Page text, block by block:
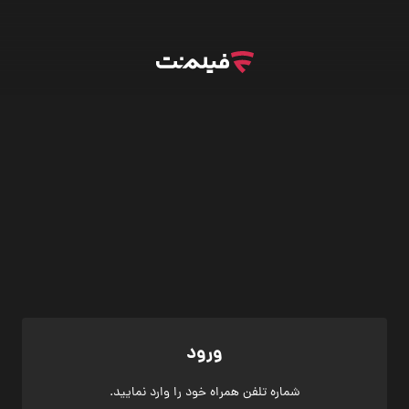
ورود
شماره تلفن همراه خود را وارد نمایید.